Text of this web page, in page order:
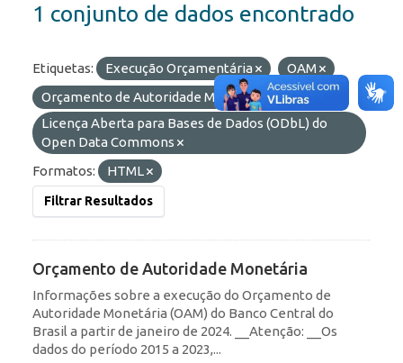
1 conjunto de dados encontrado
Etiquetas: Execução Orçamentária
OAM
Orçamento de Autoridade Monetária
Licenças:
Licença Aberta para Bases de Dados (ODbL) do
Open Data Commons
Formatos:
HTML
Filtrar Resultados
Orçamento de Autoridade Monetária
Informações sobre a execução do Orçamento de
Autoridade Monetária (OAM) do Banco Central do
Brasil a partir de janeiro de 2024. __Atenção: __Os
dados do período 2015 a 2023,...